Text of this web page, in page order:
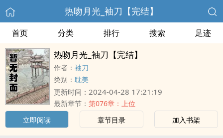
热吻月光_袖刀【完结】
首页 分类 排行 搜索 足迹
热吻月光_袖刀【完结】
作者： 袖刀
类别： 耽美
更新时间： 2024-04-28 17:21:19
最新章节： 第076章：上位
立即阅读
章节目录 加入书架